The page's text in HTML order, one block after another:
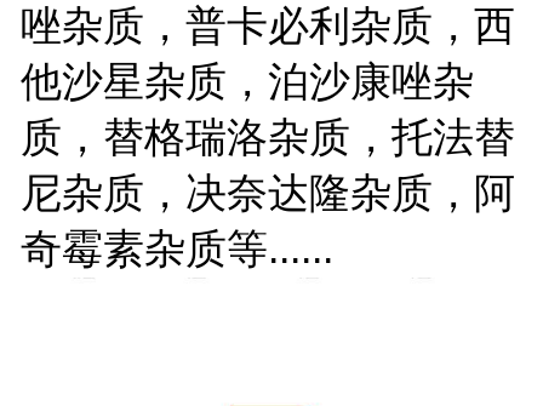
唑杂质，普卡必利杂质，西
他沙星杂质，泊沙康唑杂
质，替格瑞洛杂质，托法替
尼杂质，决奈达隆杂质，阿
奇霉素杂质等......